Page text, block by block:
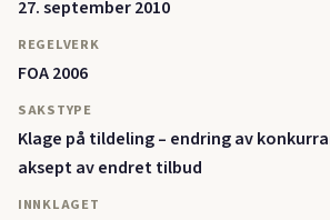
27. september 2010
REGELVERK
FOA 2006
SAKSTYPE
Klage på tildeling – endring av
aksept av endret tilbud
INNKLAGET